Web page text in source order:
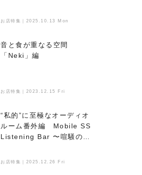
お店特集｜2025.10.13 Mon
音と食が重なる空間
「Neki」編
お店特集｜2023.12.15 Fri
“私的”に至極なオーディオ
ルーム番外編 Mobile SS
Listening Bar 〜喧騒のな
る、新たなオアシス〜
お店特集｜2025.12.26 Fri